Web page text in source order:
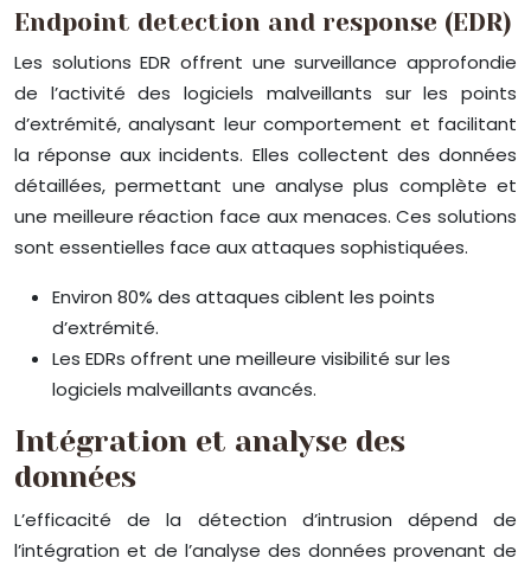
Endpoint detection and response (EDR)
Les solutions EDR offrent une surveillance approfondie
de l’activité des logiciels malveillants sur les points
d’extrémité, analysant leur comportement et facilitant
la réponse aux incidents. Elles collectent des données
détaillées, permettant une analyse plus complète et
une meilleure réaction face aux menaces. Ces solutions
sont essentielles face aux attaques sophistiquées.
Environ 80% des attaques ciblent les points
d’extrémité.
Les EDRs offrent une meilleure visibilité sur les
logiciels malveillants avancés.
Intégration et analyse des
données
L’efficacité de la détection d’intrusion dépend de
l’intégration et de l’analyse des données provenant de